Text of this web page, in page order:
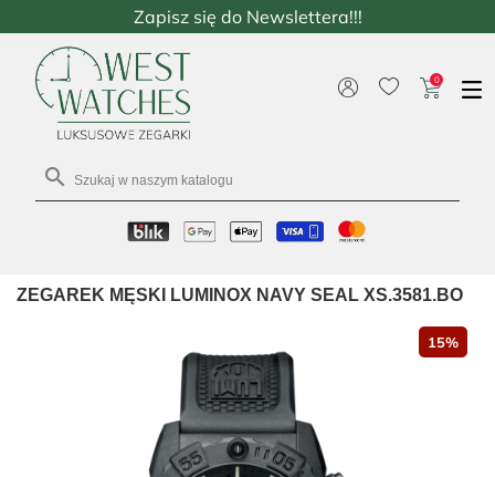

0
Zapisz się do Newslettera!!!
ZEGAREK MĘSKI LUMINOX NAVY SEAL XS.3581.BO
15%